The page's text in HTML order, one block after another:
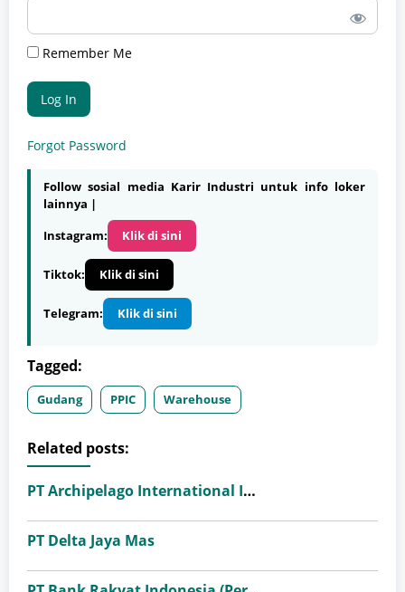
Remember Me
Forgot Password
Follow sosial media Karir Industri untuk info loker
lainnya |
Instagram:
Klik di sini
Tiktok: Klik di sini
Telegram: Klik di sini
Tagged:
Gudang PPIC Warehouse
Related posts:
PT Archipelago International Indonesia (favehotels)
PT Delta Jaya Mas